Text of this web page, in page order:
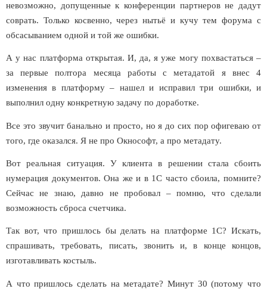
невозможно, допущенные к конференции партнеров не дадут
соврать. Только косвенно, через нытьё и кучу тем форума с
обсасыванием одной и той же ошибки.
А у нас платформа открытая. И, да, я уже могу похвастаться –
за первые полтора месяца работы с метадатой я внес 4
изменения в платформу – нашел и исправил три ошибки, и
выполнил одну конкретную задачу по доработке.
Все это звучит банально и просто, но я до сих пор офигеваю от
того, где оказался. Я не про Окнософт, а про метадату.
Вот реальная ситуация. У клиента в решении стала сбоить
нумерация документов. Она же и в 1С часто сбоила, помните?
Сейчас не знаю, давно не пробовал – помню, что сделали
возможность сброса счетчика.
Так вот, что пришлось бы делать на платформе 1С? Искать,
спрашивать, требовать, писать, звонить и, в конце концов,
изготавливать костыль.
А что пришлось сделать на метадате? Минут 30 (потому что